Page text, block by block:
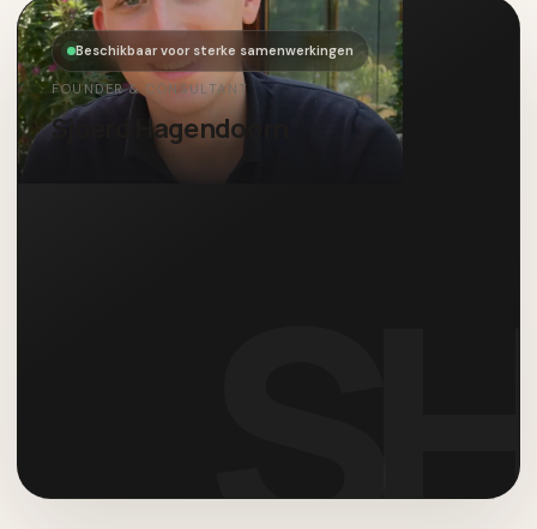
Beschikbaar voor sterke samenwerkingen
FOUNDER & CONSULTANT
Sjoerd Hagendoorn